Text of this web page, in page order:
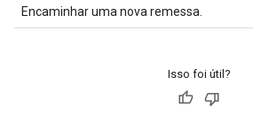
Encaminhar uma nova remessa.
Isso foi útil?